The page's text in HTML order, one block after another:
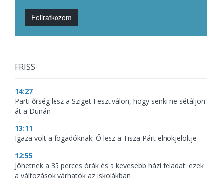
Feliratkozom
FRISS
14:27
Parti őrség lesz a Sziget Fesztiválon, hogy senki ne sétáljon
át a Dunán
13:11
Igaza volt a fogadóknak: Ő lesz a Tisza Párt elnökjelöltje
12:55
Jöhetnek a 35 perces órák és a kevesebb házi feladat: ezek
a változások várhatók az iskolákban